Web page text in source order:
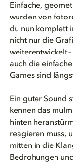
Einfache,
wurden von
du nun komplett
nicht nur die
weiterentwickelt
auch die
Games sind
Ein guter Sound
kennen das
hinten
reagieren muss,
mitten in die
Bedrohungen